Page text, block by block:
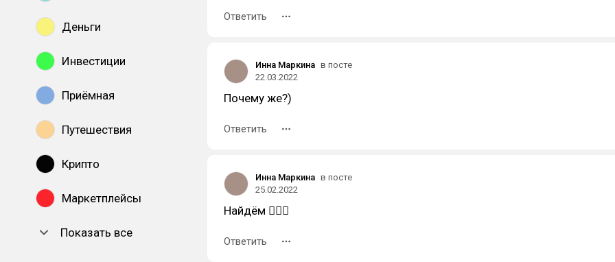
Деньги
Инвестиции
Приёмная
Путешествия
Крипто
Маркетплейсы
Показать все
Ответить
Инна Маркина в посте
22.03.2022
Почему же?)
Ответить
Инна Маркина в посте
25.02.2022
Найдём 👌🏻😅
Ответить